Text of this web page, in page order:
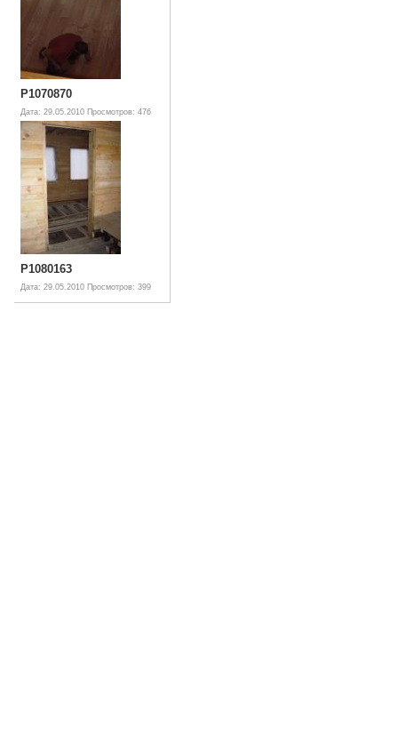
P1070870
Дата: 29.05.2010 Просмотров: 476
P1080163
Дата: 29.05.2010 Просмотров: 399